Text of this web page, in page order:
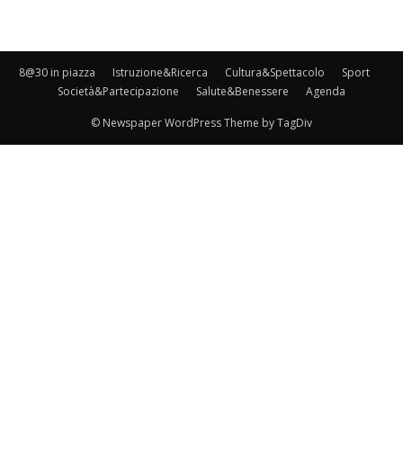
8@30 in piazza Istruzione&Ricerca Cultura&Spettacolo
Sport
Società&Partecipazione
Salute&Benessere Agenda
© Newspaper WordPress Theme by TagDiv